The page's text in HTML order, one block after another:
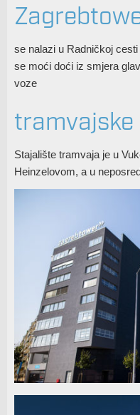
se nalazi u Radničkoj
se moći doći iz smjera
voze
tramvajske
Stajalište tramvaja je u
Heinzelovom, a u